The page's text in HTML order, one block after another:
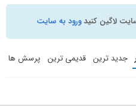
لاگین کنیدورود به سایت
جدید ترین قدیمی ترین پرسش ها